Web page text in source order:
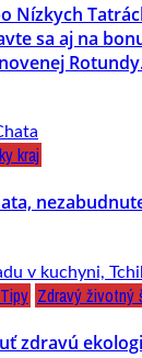
Nízkych
sa aj na
kraj
Tipy Zdravý životný
zdravú